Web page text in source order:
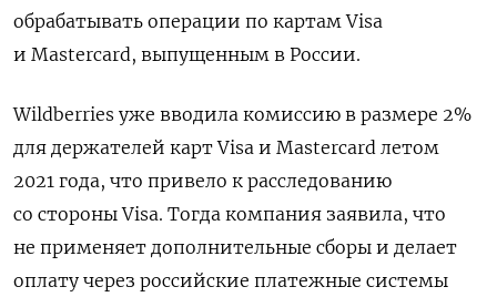
обрабатывать операции по картам Visa
и Mastercard, выпущенным в России.
Wildberries уже вводила комиссию в размере 2%
для держателей карт Visa и Mastercard летом
2021 года, что привело к расследованию
со стороны Visa. Тогда компания заявила, что
не применяет дополнительные сборы и делает
оплату через российские платежные системы